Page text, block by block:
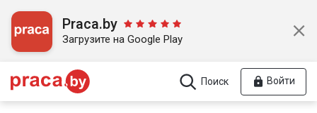
Praca.by
Загрузите на Google Play
Поиск Войти